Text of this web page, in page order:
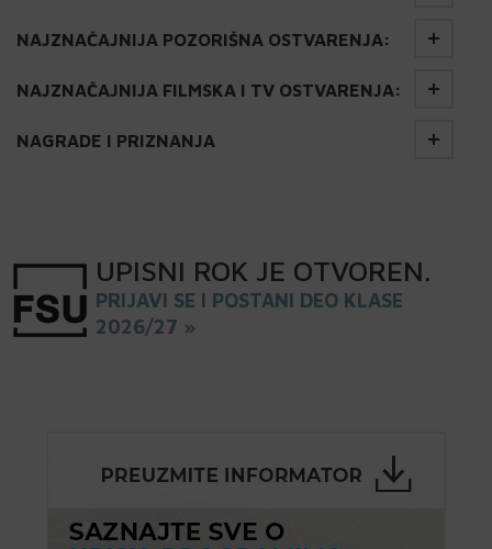
NAJZNAČAJNIJA POZORIŠNA OSTVARENJA:
NAJZNAČAJNIJA FILMSKA I TV OSTVARENJA:
NAGRADE I PRIZNANJA
UPISNI ROK JE OTVOREN.
PRIJAVI SE I POSTANI DEO KLASE
2026/27 »